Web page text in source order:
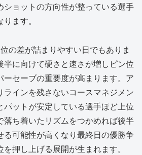
ショットの方向性が整っている選手
ます。
の差が詰まりやすい日でもありま
半に向けて硬さと速さが増しピン位
ーセーブの重要度が高まります。ア
ラインを残さないコースマネジメン
パットが安定している選手ほど上位
落ち着いたリズムをつかめれば後半
る可能性が高くなり最終日の優勝争
押し上げる展開が生まれます。